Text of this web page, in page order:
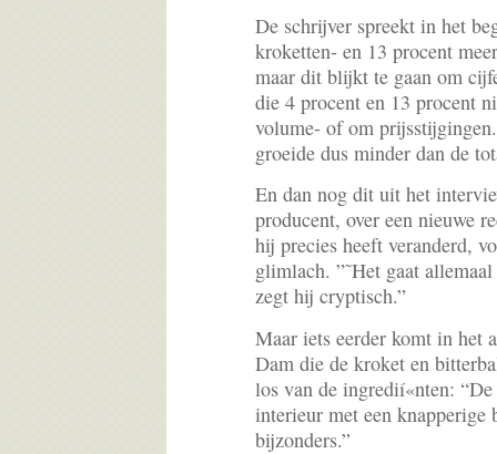
De schrijver spreekt in het
kroketten- en 13 procent
maar dit blijkt te gaan om
die 4 procent en 13 procent
volume- of om
groeide dus minder dan de
En dan nog dit uit het
producent, over een nieuwe
hij precies heeft veranderd,
glimlach. ”˜Het gaat
zegt hij cryptisch.”
Maar iets eerder komt in het
Dam die de kroket en
los van de ingredií«nten:
interieur met een knapperige
bijzonders.”